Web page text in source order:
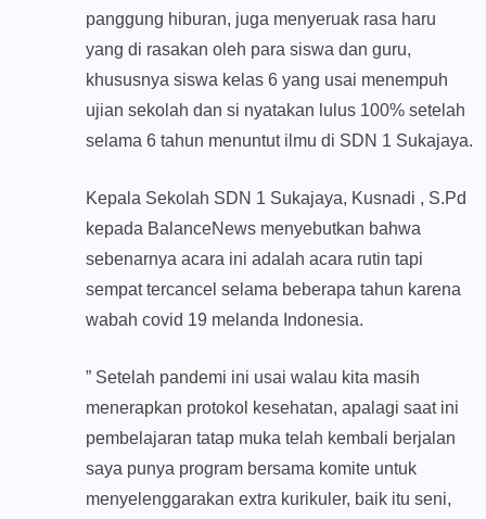
panggung hiburan, juga menyeruak rasa haru
yang di rasakan oleh para siswa dan guru,
khususnya siswa kelas 6 yang usai menempuh
ujian sekolah dan si nyatakan lulus 100% setelah
selama 6 tahun menuntut ilmu di SDN 1 Sukajaya.
Kepala Sekolah SDN 1 Sukajaya, Kusnadi , S.Pd
kepada BalanceNews menyebutkan bahwa
sebenarnya acara ini adalah acara rutin tapi
sempat tercancel selama beberapa tahun karena
wabah covid 19 melanda Indonesia.
” Setelah pandemi ini usai walau kita masih
menerapkan protokol kesehatan, apalagi saat ini
pembelajaran tatap muka telah kembali berjalan
saya punya program bersama komite untuk
menyelenggarakan extra kurikuler, baik itu seni,